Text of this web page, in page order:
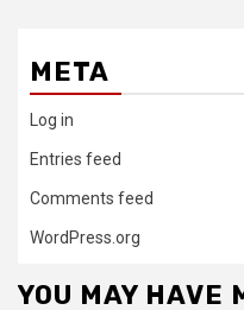
META
Log in
Entries feed
Comments feed
WordPress.org
YOU MAY HAVE